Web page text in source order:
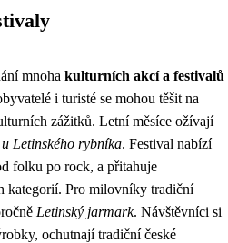
mnoha kulturních akcí a festivalů
i turisté se mohou těšit na
zážitků. Letní měsíce ožívají
Letinského rybníka. Festival nabízí
folku po rock, a přitahuje
kategorií. Pro milovníky tradiční
Letinský jarmark. Návštěvníci si
ochutnají tradiční české